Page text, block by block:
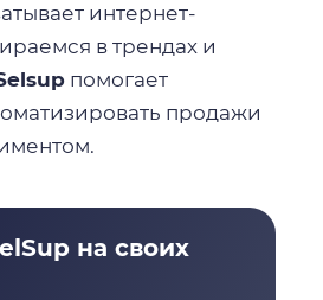
интернет-
в трендах и
помогает
продажи